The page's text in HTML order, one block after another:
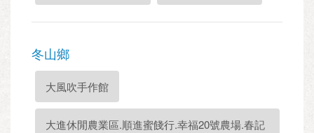
冬山鄉
大風吹手作館
大進休閒農業區.順進蜜餞行.幸福20號農場.春記